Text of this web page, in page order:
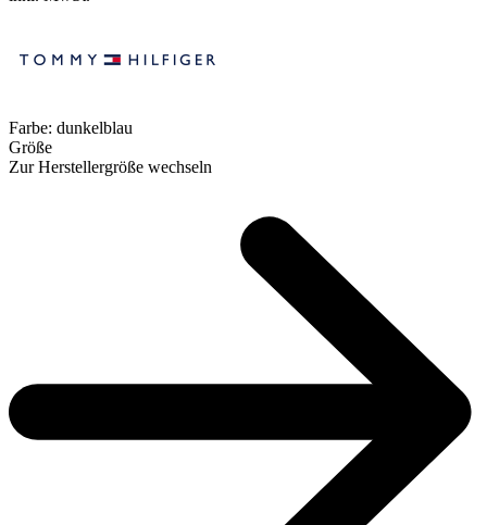
Farbe: dunkelblau
Größe
Zur Herstellergröße wechseln